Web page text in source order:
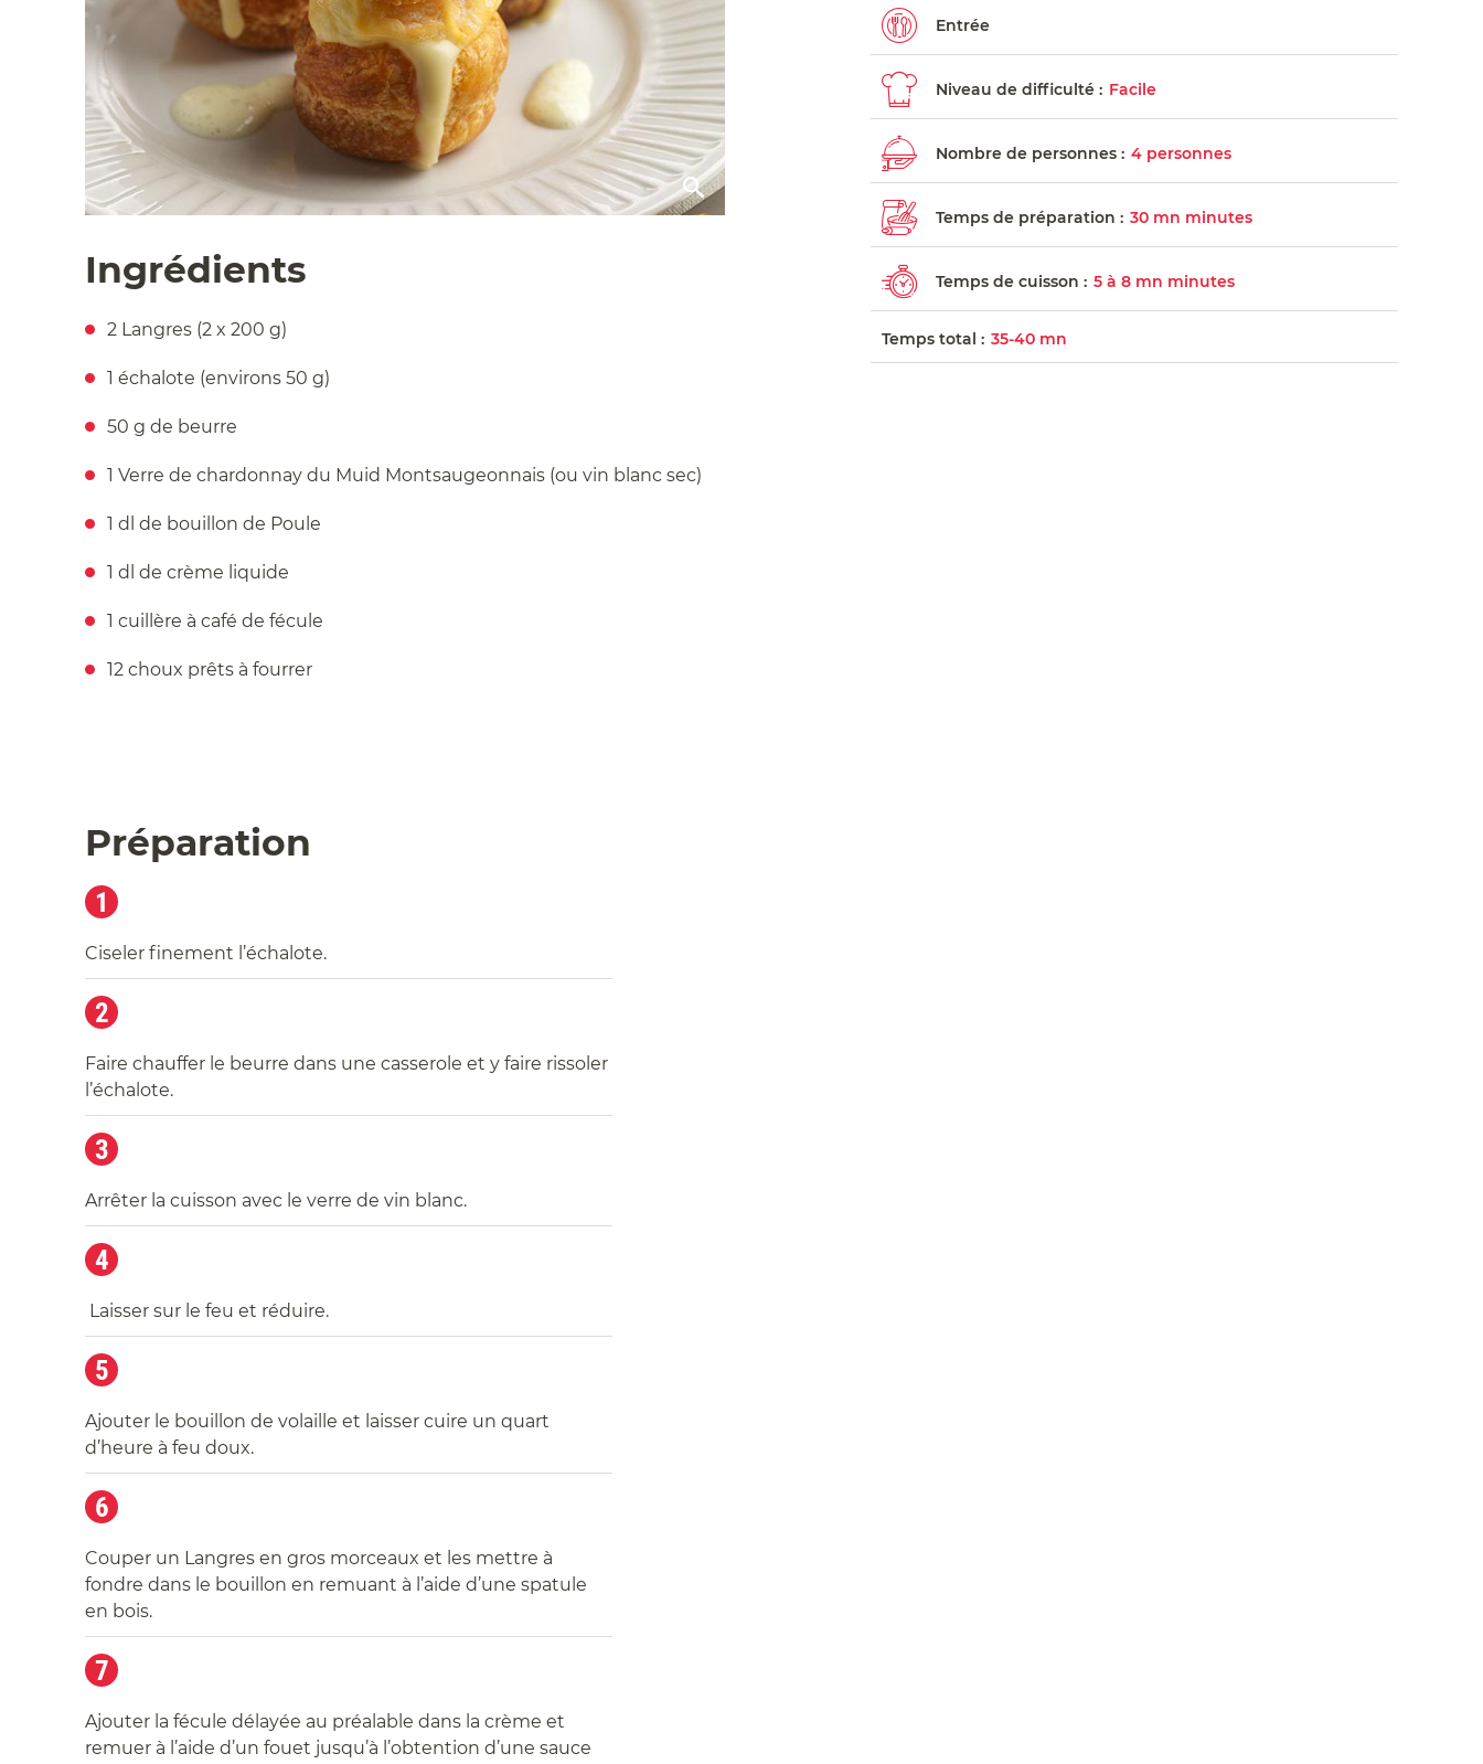
Ingrédients
2 Langres (2 x 200 g)
1 échalote (environs 50 g)
50 g de beurre
1 Verre de chardonnay du Muid Montsaugeonnais (ou vin blanc sec)
1 dl de bouillon de Poule
1 dl de crème liquide
1 cuillère à café de fécule
12 choux prêts à fourrer
Entrée
Niveau de difficulté : Facile
Nombre de personnes : 4 personnes
Temps de préparation : 30 mn minutes
Temps de cuisson : 5 à 8 mn minutes
Temps total : 35-40 mn
Préparation
1
Ciseler finement l’échalote.
2
Faire chauffer le beurre dans une casserole et y faire rissoler
l’échalote.
3
Arrêter la cuisson avec le verre de vin blanc.
4
Laisser sur le feu et réduire.
5
Ajouter le bouillon de volaille et laisser cuire un quart
d’heure à feu doux.
6
Couper un Langres en gros morceaux et les mettre à
fondre dans le bouillon en remuant à l’aide d’une spatule
en bois.
7
Ajouter la fécule délayée au préalable dans la crème et
remuer à l’aide d’un fouet jusqu’à l’obtention d’une sauce